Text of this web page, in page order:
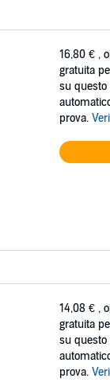
16,80 € ,
gratuita
su questo
prova.
14,08 € ,
gratuita
su questo
prova.